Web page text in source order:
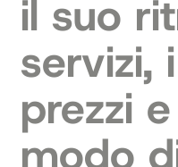
il suo
servizi,
prezzi
modo